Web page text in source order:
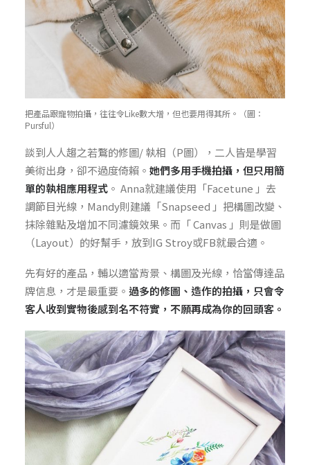
把產品跟寵物拍攝，往往令Like數大增，但也要用得其所。（圖：
Pursful）
談到人人趨之若鶩的修圖/ 執相（P圖），二人皆是學習
美術出身，卻不過度倚賴。 她們多用手機拍攝，但只用簡
單的執相應用程式 。 Anna就建議使用「Facetune 」去
調節目光線，Mandy則建議「Snapseed 」把構圖改變、
抹除雜點及增加不同濾鏡效果。而「 Canvas 」則是做圖
（Layout）的好幫手，放到IG Stroy或FB就最合適。
先有好的產品，輔以適當背景、構圖及光線，恰當傳達品
牌信息，才是最重要。 過多的修圖、造作的拍攝，只會令
客人收到實物後感到名不符實，不願再成為你的回頭客。